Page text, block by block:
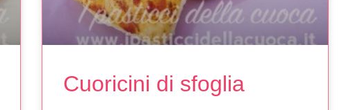
Cuoricini di sfoglia